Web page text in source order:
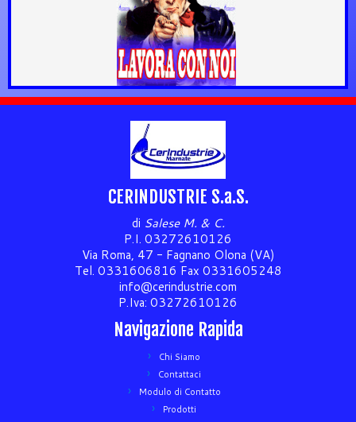
CERINDUSTRIE S.a.S.
di Salese M. & C.
P.I. 03272610126
Via Roma, 47 - Fagnano Olona (VA)
Tel. 0331606816 Fax 0331605248
info@cerindustrie.com
P.Iva: 03272610126
Navigazione Rapida
Chi Siamo
Contattaci
Modulo di Contatto
Prodotti